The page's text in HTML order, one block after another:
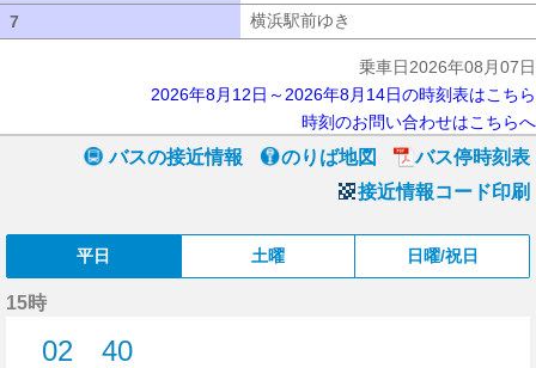
7
横浜駅前ゆき
乗車日2026年08月07日
2026年8月12日～2026年8月14日の時刻表はこちら
時刻のお問い合わせはこちらへ
バスの接近情報 のりば地図
バス停時刻表
接近情報コード印刷
平日 土曜 日曜/祝日
15時
02
40